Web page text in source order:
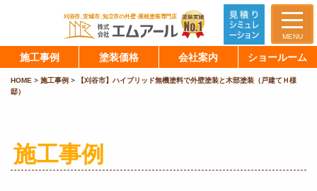
MENU
施工事例 塗装価格 会社案内 ショールーム
HOME > 施工事例 >
【刈谷市】ハイブリッド無機塗料で外壁塗装と木部塗装（戸建てＨ様
邸）
施工事例